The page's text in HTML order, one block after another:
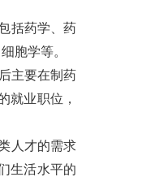
括药学、药
胞学等。
主要在制药
就业职位，
人才的需求
生活水平的